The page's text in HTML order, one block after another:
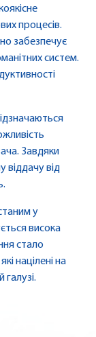
процесів.
забезпечує
систем.
Завдяки
від
у
висока
стало
націлені на